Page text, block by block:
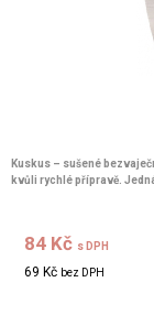
Kuskus – sušené
kvůli rychlé přípravě.
84 Kč s DPH
69 Kč bez DPH